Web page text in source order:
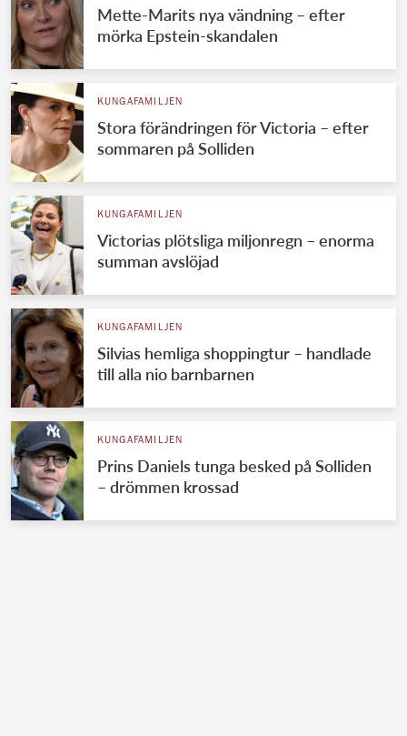
Mette-Marits nya vändning – efter
mörka Epstein-skandalen
KUNGAFAMILJEN
Stora förändringen för Victoria – efter
sommaren på Solliden
KUNGAFAMILJEN
Victorias plötsliga miljonregn – enorma
summan avslöjad
KUNGAFAMILJEN
Silvias hemliga shoppingtur – handlade
till alla nio barnbarnen
KUNGAFAMILJEN
Prins Daniels tunga besked på Solliden
– drömmen krossad